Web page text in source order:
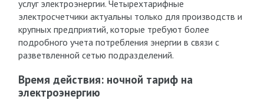
услуг электроэнергии. Четырехтарифные
электросчетчики актуальны только для производств и
крупных предприятий, которые требуют более
подробного учета потребления энергии в связи с
разветвленной сетью подразделений.
Время действия: ночной тариф на
электроэнергию